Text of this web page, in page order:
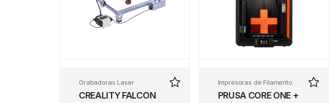
Grabadoras Laser
CREALITY FALCON
Impresoras de Filamento
PRUSA CORE ONE +